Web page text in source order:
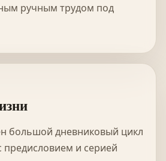
ручным трудом под
большой дневниковый цикл
предисловием и серией